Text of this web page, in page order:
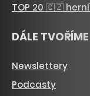
TOP 20 🇨🇿
DÁLE TVOŘÍME
Newslettery
Podcasty